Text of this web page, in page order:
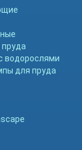
водорослями
для пруда